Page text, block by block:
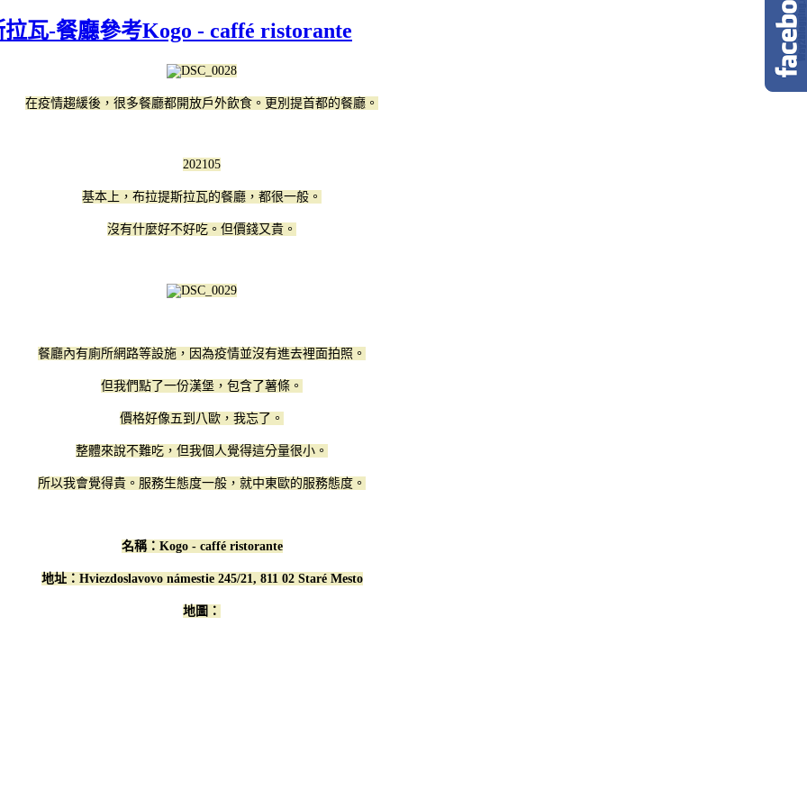
瓦-餐廳參考Kogo - caffé ristorante
在疫情趨緩後，很多餐廳都開放戶外飲食。更別提首都的餐廳。
202105
基本上，布拉提斯拉瓦的餐廳，都很一般。
沒有什麼好不好吃。但價錢又貴。
餐廳內有廁所網路等設施，因為疫情並沒有進去裡面拍照。
但我們點了一份漢堡，包含了薯條。
價格好像五到八歐，我忘了。
整體來說不難吃，但我個人覺得這分量很小。
所以我會覺得貴。服務生態度一般，就中東歐的服務態度。
名稱： Kogo - caffé ristorante
地址：Hviezdoslavovo námestie 245/21, 811 02 Staré Mesto
地圖：